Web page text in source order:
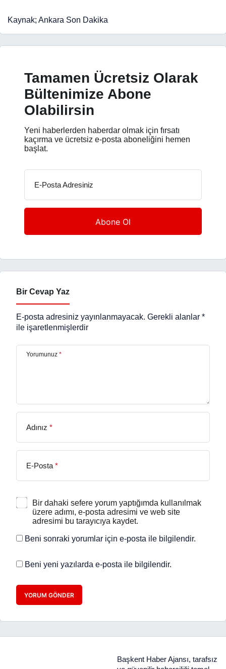
Kaynak; Ankara Son Dakika
Tamamen Ücretsiz Olarak
Bültenimize Abone
Olabilirsin
Yeni haberlerden haberdar olmak için fırsatı
kaçırma ve ücretsiz e-posta aboneliğini hemen
başlat.
E-Posta Adresiniz
Bir Cevap Yaz
E-posta adresiniz yayınlanmayacak. Gerekli alanlar *
ile işaretlenmişlerdir
Yorumunuz *
Adınız *
E-Posta *
Bir dahaki sefere yorum yaptığımda kullanılmak
üzere adımı, e-posta adresimi ve web site
adresimi bu tarayıcıya kaydet.
Beni sonraki yorumlar için e-posta ile bilgilendir.
Beni yeni yazılarda e-posta ile bilgilendir.
YORUM GÖNDER
Başkent Haber Ajansı, tarafsız